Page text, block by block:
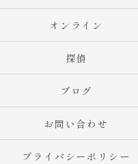
オンライン
探偵
ブログ
お問い合わせ
プライバシーポリシー